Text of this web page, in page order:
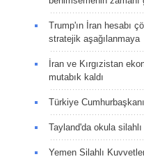
Trump'ın İran hesabı
stratejik aşağılanmaya
İran ve Kırgızistan
mutabık kaldı
Türkiye
Tayland'da okula silahlı
Yemen Silahlı